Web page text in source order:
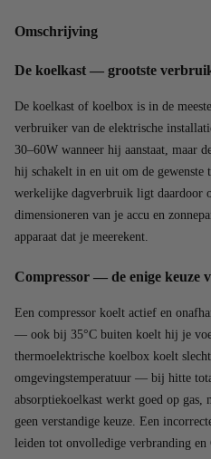
Omschrijving
De koelkast — grootste
De koelkast of koelbox is in de
verbruiker van de elektrische
30–60W wanneer hij aanstaat, maar
hij schakelt in en uit om de gewenste
werkelijke dagverbruik ligt daardoor
dimensioneren van je accu en
apparaat dat je meerekent.
Compressor — de enige keuze
Een compressor koelt actief en
— ook bij 35°C buiten koelt hij je
thermoelektrische koelbox koelt
omgevingstemperatuur — bij hitte
absorptiekoelkast werkt goed op
geen verstandige keuze. Een
leiden tot onvolledige verbranding